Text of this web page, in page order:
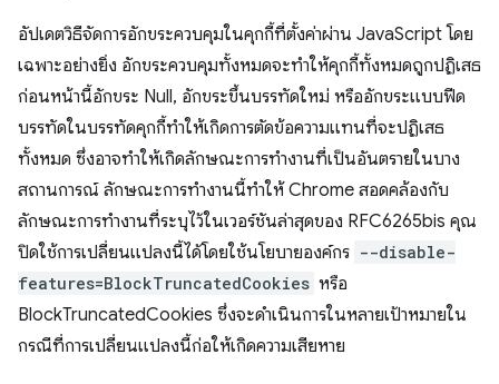
อัปเดตวิธีจัดการอักขระควบคุมในคุกกี้ที่ตั้งค่าผ่าน JavaScript โดย
เฉพาะอย่างยิ่ง อักขระควบคุมทั้งหมดจะทำให้คุกกี้ทั้งหมดถูกปฏิเสธ
ก่อนหน้านี้อักขระ Null, อักขระขึ้นบรรทัดใหม่ หรืออักขระแบบฟีด
บรรทัดในบรรทัดคุกกี้ทำให้เกิดการตัดข้อความแทนที่จะปฏิเสธ
ทั้งหมด ซึ่งอาจทำให้เกิดลักษณะการทำงานที่เป็นอันตรายในบาง
สถานการณ์ ลักษณะการทำงานนี้ทำให้ Chrome สอดคล้องกับ
ลักษณะการทำงานที่ระบุไว้ในเวอร์ชันล่าสุดของ RFC6265bis คุณ
ปิดใช้การเปลี่ยนแปลงนี้ได้โดยใช้นโยบายองค์กร --disable-
features=BlockTruncatedCookies หรือ
BlockTruncatedCookies ซึ่งจะดำเนินการในหลายเป้าหมายใน
กรณีที่การเปลี่ยนแปลงนี้ก่อให้เกิดความเสียหาย